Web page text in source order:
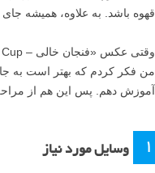
قهوه باشد. به علاوه، همیشه
من فکر کردم که بهتر است به
آموزش دهم. پس این هم از
۱ وسایل مورد نیاز